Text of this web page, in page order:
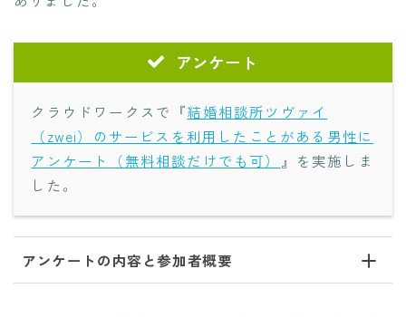
アンケート
クラウドワークスで『結婚相談所ツヴァイ
（zwei）のサービスを利用したことがある男性に
アンケート（無料相談だけでも可）
』を実施しま
した。
アンケートの内容と参加者概要